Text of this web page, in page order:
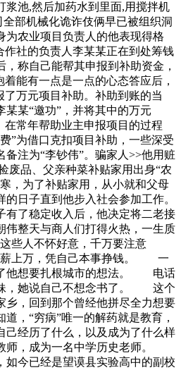
浆池,然后加药水到里面,用搅拌机
部机械化诡诈伎俩早已被组织洞
为农业项目负责人的他表现得格
作社的负责人李某某正在到处筹钱
称自己能帮其申报到补助资金，
能有一点是一点的心态答应后，
了万元项目补助。补助到账的当
某某“邀功”，并将其中的万元
在常年帮助业主申报项目的过程
”为借口克扣项目补助，一些深受
注为“李钞伟”。骗家人>>他用赃
废品、父亲种菜补贴家用出身“农
，为了补贴家用，从小就和父母
日子直到他步入社会参加工作。
有了稳定收入后，他决定将二老接
伟整天与商人们打得火热，一生质
些人不怀好意，千万要注意
薪上万，凭自己本事挣钱。 一
他想要扎根城市的想法。 电话
，她说自己不想念书了。 这个
乡，回到那个曾经他拼尽全力想要
“穷病”唯一的解药就是教育，
己经历了什么，以及成为了什么样
，成为一名中学历史老师。
如今已经是望谟县实验高中的副校